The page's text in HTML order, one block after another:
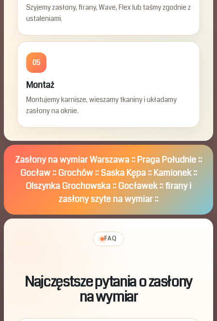
Szyjemy zasłony, firany, Wave, Flex lub taśmy zgodnie z
ustaleniami.
05
Montaż
Montujemy karnisze, wieszamy tkaniny i układamy
zasłony na oknie.
Zasłony na wymiar Warszawa :: Praga Południe ::
Gocław :: Grochów :: Saska Kępa :: Kamionek ::
Olszynka Grochowska :: Gocławek :: firany i
zasłony szyte na wymiar ::
FAQ
Najczęstsze pytania o zasłony
na wymiar